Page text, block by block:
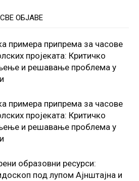
СВЕ ОБЈАВЕ
примера припрема за часове
пројеката: Критичко
и решавање проблема у
примера припрема за часове
пројеката: Критичко
и решавање проблема у
образовни ресурси:
под лупом Ајнштајна и